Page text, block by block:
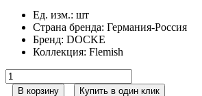
Ед. изм.: шт
Страна бренда: Германия-Россия
Бренд: DOCKE
Коллекция: Flemish
Количество
товараВ корзину Купить в один клик